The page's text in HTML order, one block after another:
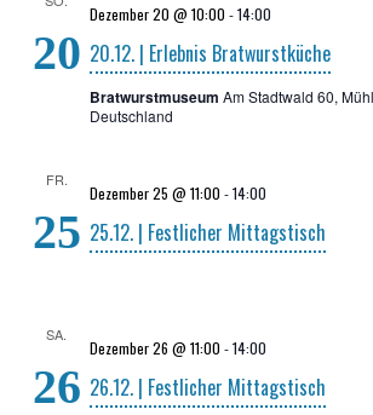
20 20.12. | Erleb­nis Bratwurstküche
Dezember 20 @ 10:00 -14:00
Bratwurstmuseum Am Stadtwald 60,
Deutschland
FR.
25 25.12. | Fest­li­cher Mittagstisch
Dezember 25 @ 11:00 -14:00
SA.
26 26.12. | Fest­li­cher Mittagstisch
Dezember 26 @ 11:00 -14:00